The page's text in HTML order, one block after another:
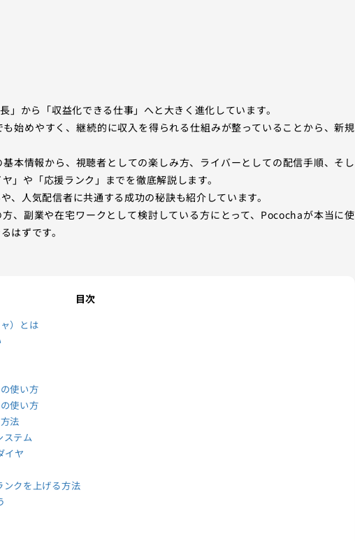
」から「収益化できる仕事」へと大きく進化しています。
始めやすく、継続的に収入を得られる仕組みが整っていることから、新規
本情報から、視聴者としての楽しみ方、ライバーとしての配信手順、そし
」や「応援ランク」までを徹底解説します。
、人気配信者に共通する成功の秘訣も紹介しています。
、副業や在宅ワークとして検討している方にとって、Pocochaが本当に使
はずです。
目次
）とは
使い方
使い方
法
ステム
イヤ
クを上げる方法